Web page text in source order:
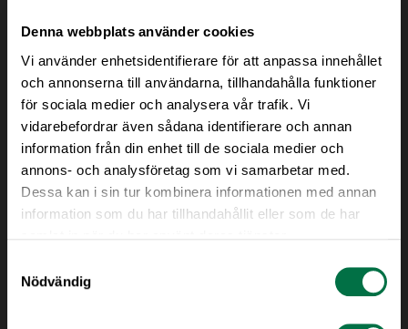
Denna webbplats använder cookies
Vi använder enhetsidentifierare för att anpassa innehållet
och annonserna till användarna, tillhandahålla funktioner
för sociala medier och analysera vår trafik. Vi
vidarebefordrar även sådana identifierare och annan
information från din enhet till de sociala medier och
annons- och analysföretag som vi samarbetar med.
Dessa kan i sin tur kombinera informationen med annan
information som du har tillhandahållit eller som de har
Nödvändig
Pressbilder medarbetare